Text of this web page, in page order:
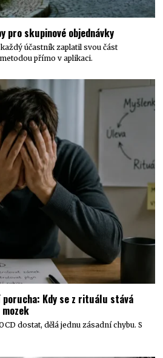
pro skupinové objednávky
účastník zaplatil svou část
přímo v aplikaci.
porucha: Kdy se z rituálu stává
dostat, dělá jednu zásadní chybu. S